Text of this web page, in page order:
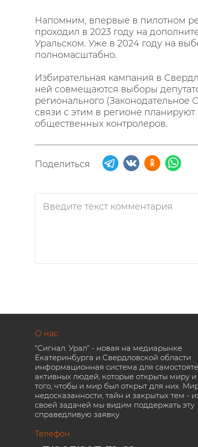
Напомним, впервые в пилотном
проходил в 2023 году на
Уральском. Уже в 2024 году на
полномасштабно.
Избирательная кампания в
ней совмещаются выборы
регионального
связи с этим в регионе
общественных контролеров.
Поделиться
О нас
“Сигнал. Урал” - новая на медиарынке
Екатеринбурга и Свердловской области
информационная система для
активных людей, которые открыты миру
того, чтобы и мир был открыт для них.
недосказанности, тайн и закрытых тем -
своей задачей мы видим поддержать эту
справедливую заявку
Телефон